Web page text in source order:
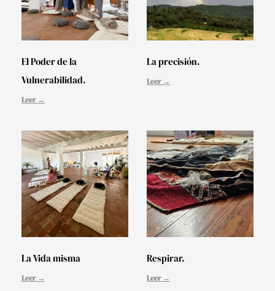
El Poder de la
Vulnerabilidad.
Leer →
La precisión.
Leer →
La Vida misma
Leer →
Respirar.
Leer →